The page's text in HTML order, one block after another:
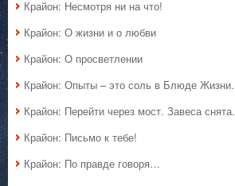
Крайон: Несмотря ни на что!
Крайон: О жизни и о любви
Крайон: О просветлении
Крайон: Опыты – это соль в Блюде Жизни.
Крайон: Перейти через мост. Завеса снята.
Крайон: Письмо к тебе!
Крайон: По правде говоря…